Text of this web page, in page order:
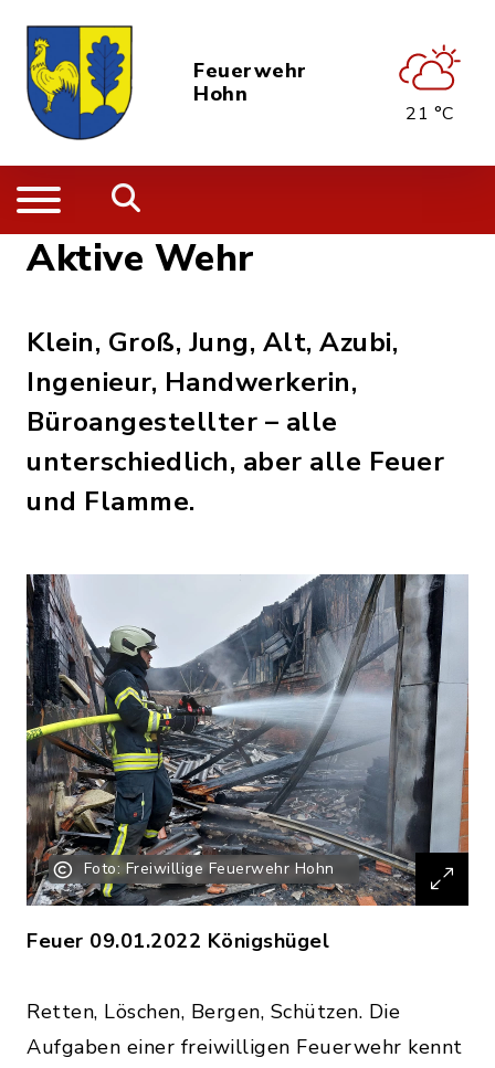
Feuerwehr
Hohn
21 °C
Aktive Wehr
Klein, Groß, Jung, Alt, Azubi,
Ingenieur, Handwerkerin,
Büroangestellter – alle
unterschiedlich, aber alle Feuer
und Flamme.
Foto: Freiwillige Feuerwehr Hohn
Feuer 09.01.2022 Königshügel
Retten, Löschen, Bergen, Schützen. Die
Aufgaben einer freiwilligen Feuerwehr kennt